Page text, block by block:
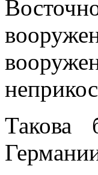
Такова